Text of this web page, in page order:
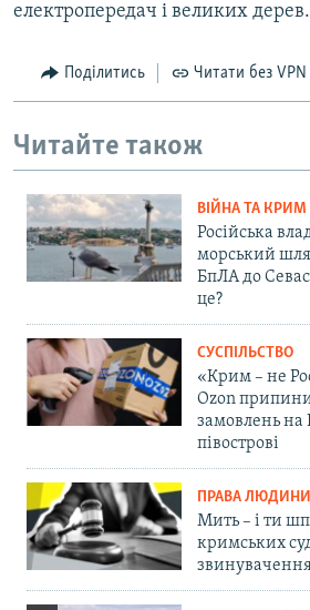
електропередач і великих дерев.
Поділитись Читати без VPN
Читайте також
ВІЙНА ТА КРИМ
Російська
морський
БпЛА до
це?
СУСПІЛЬСТВО
«Крим – не
Ozon
замовлень
півострові
ПРАВА ЛЮДИНИ
Мить – і ти
кримських